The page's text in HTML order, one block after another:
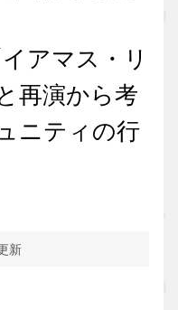
アマス・リ
再演から考
ニティの行
新